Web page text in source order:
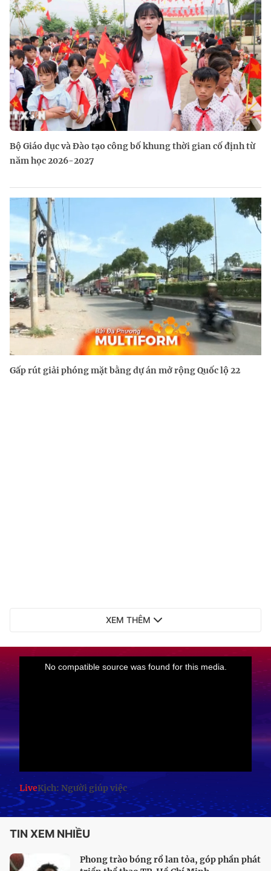
Bộ Giáo dục và Đào tạo công bố khung thời gian cố định từ
năm học 2026-2027
Gấp rút giải phóng mặt bằng dự án mở rộng Quốc lộ 22
XEM THÊM
LiveKịch: Người giúp việc
TIN XEM NHIỀU
Phong trào bóng rổ lan tỏa, góp phần phát